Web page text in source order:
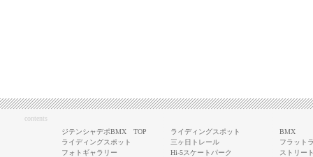
contents
ジテンシャデポBMX TOP
ライディングスポット
フォトギャラリー
ライディングスポット
三ヶ日トレール
Hi-5スケートパーク
BMX
フラット
ストリー